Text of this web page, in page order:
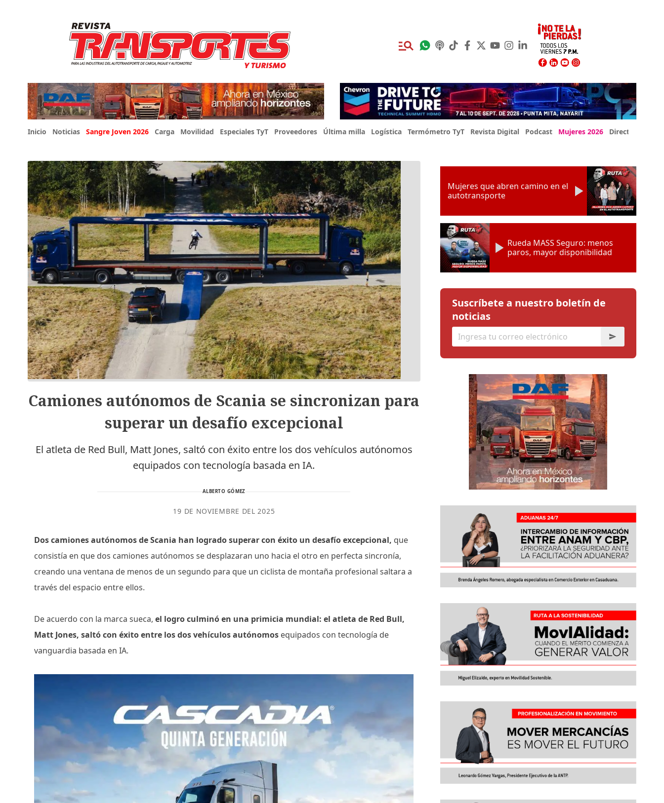
Inicio Noticias Sangre Joven 2026 Carga Movilidad Especiales TyT Proveedores Última milla Logística Termómetro TyT Revista Digital Podcast Mujeres 2026 Directorio Expo
Camiones autónomos de Scania se sincronizan para
superar un desafío excepcional
El atleta de Red Bull, Matt Jones, saltó con éxito entre los dos vehículos autónomos
equipados con tecnología basada en IA.
ALBERTO GÓMEZ
19 DE NOVIEMBRE DEL 2025
Dos camiones autónomos de Scania han logrado superar con éxito un desafío excepcional, que
consistía en que dos camiones autónomos se desplazaran uno hacia el otro en perfecta sincronía,
creando una ventana de menos de un segundo para que un ciclista de montaña profesional saltara a
través del espacio entre ellos.
De acuerdo con la marca sueca,el logro culminó en una primicia mundial: el atleta de Red Bull,
Matt Jones, saltó con éxito entre los dos vehículos autónomos equipados con tecnología de
vanguardia basada en IA.
Mujeres que abren camino en el
autotransporte
Rueda MASS Seguro: menos
paros, mayor disponibilidad
Suscríbete a nuestro boletín de
noticias